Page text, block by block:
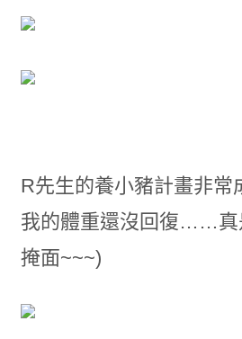
R先生的養小豬計畫非常
我的體重還沒回復……
掩面~~~)